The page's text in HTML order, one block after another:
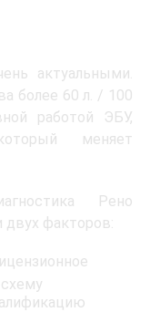
актуальными.
более 60 л. / 100
работой ЭБУ,
меняет
Рено
двух факторов: